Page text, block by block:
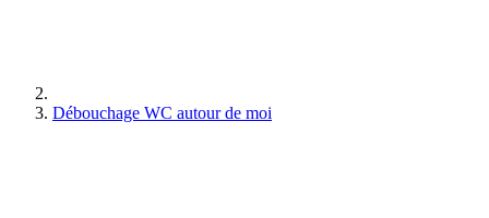
Débouchage WC autour de moi